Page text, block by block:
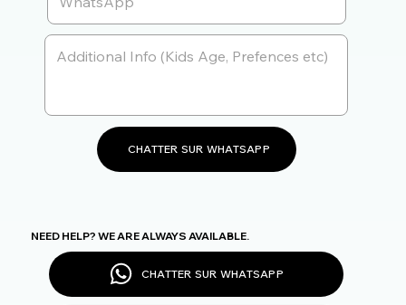
CHATTER SUR WHATSAPP
NEED HELP? WE ARE ALWAYS AVAILABLE.
CHATTER SUR WHATSAPP